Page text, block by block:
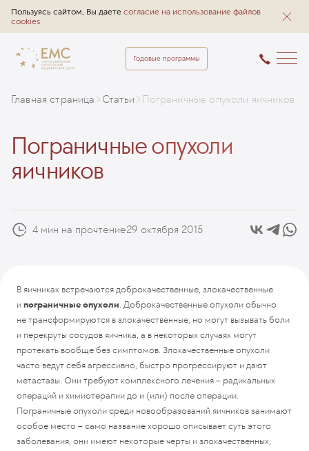
Пользуясь сайтом, Вы даете согласие на использование файлов
cookies
Годовые программы
Главная страница Статьи Пограничные опухоли яичников
Пограничные опухоли
яичников
4 мин на прочтение29 октября 2015
В яичниках встречаются доброкачественные, злокачественные
ипограничные опухоли. Доброкачественные опухоли обычно
не трансформируются в злокачественные, но могут вызывать боли
и перекруты сосудов яичника, а в некоторых случаях могут
протекать вообще без симптомов. Злокачественные опухоли
часто ведут себя агрессивно, быстро прогрессируют и дают
метастазы. Они требуют комплексного лечения – радикальных
операций и химиотерапии до и (или) после операции.
Пограничные опухоли среди новообразований яичников занимают
особое место – само название хорошо описывает суть этого
заболевания, они имеют некоторые черты и злокачественных,